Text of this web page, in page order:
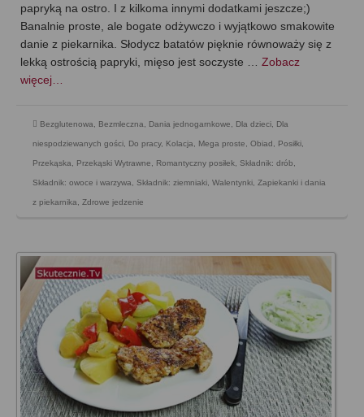
papryką na ostro. I z kilkoma innymi dodatkami jeszcze;)
Banalnie proste, ale bogate odżywczo i wyjątkowo smakowite
danie z piekarnika. Słodycz batatów pięknie równoważy się z
lekką ostrością papryki, mięso jest soczyste … Zobacz
więcej…
Bezglutenowa Bezmleczna Dania jednogarnkowe Dla dzieci Dla
niespodziewanych gości Do pracy, Kolacja Mega proste Obiad Posiłki
Przekąska Przekąski Wytrawne Romantyczny posiłek Składnik: drób
Składnik: owoce i warzywa Składnik: ziemniaki Walentynki Zapiekanki i dania
z piekarnika Zdrowe jedzenie